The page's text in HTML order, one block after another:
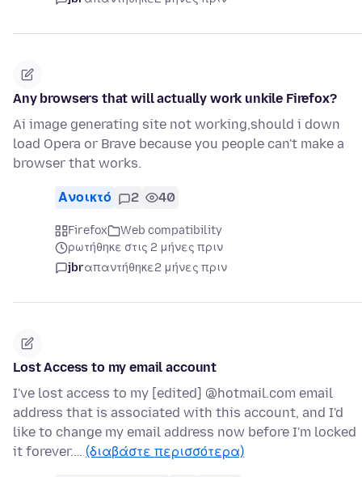
Any browsers that will actually work unkile Firefox?
Ai image generating site not working,should i down
load Opera or Brave because you people can't make a
browser that works.
Ανοικτό 2 40
Firefox
Web compatibility
ρωτήθηκε στις 2 μήνες πριν
jbrαπαντήθηκε2 μήνες πριν
Lost Access to my email account
I've lost access to my [edited] @hotmail.com email
address that is associated with this account, and I'd
like to change my email address now before I'm locked
it forever.… (διαβάστε περισσότερα)